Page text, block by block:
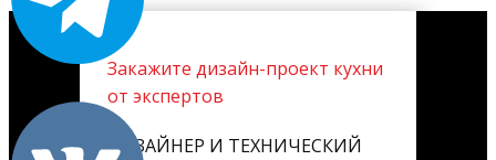
Закажите дизайн-проект кухни
от экспертов
ДИЗАЙНЕР И ТЕХНИЧЕСКИЙ